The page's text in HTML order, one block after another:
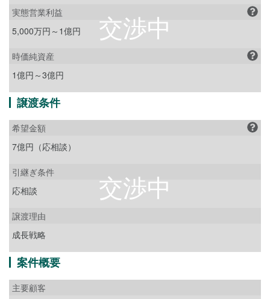
実態営業利益
5,000万円～1億円
時価純資産
1億円～3億円
譲渡条件
希望金額
7億円（応相談）
引継ぎ条件
応相談
譲渡理由
成長戦略
案件概要
主要顧客